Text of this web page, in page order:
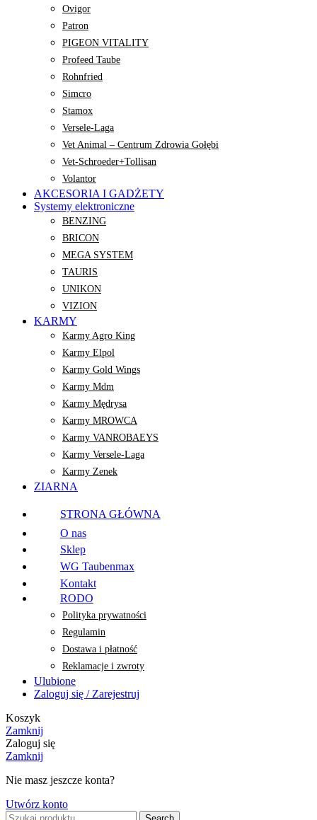
Ovigor
Patron
PIGEON VITALITY
Profeed Taube
Rohnfried
Simcro
Stamox
Versele-Laga
Vet Animal – Centrum Zdrowia Gołębi
Vet-Schroeder+Tollisan
Volantor
AKCESORIA I GADŻETY
Systemy elektroniczne
BENZING
BRICON
MEGA SYSTEM
TAURIS
UNIKON
VIZION
KARMY
Karmy Agro King
Karmy Elpol
Karmy Gold Wings
Karmy Mdm
Karmy Mędrysa
Karmy MROWCA
Karmy VANROBAEYS
Karmy Versele-Laga
Karmy Zenek
ZIARNA
STRONA GŁÓWNA
O nas
Sklep
WG Taubenmax
Kontakt
RODO
Polityka prywatności
Regulamin
Dostawa i płatność
Reklamacje i zwroty
Ulubione
Zaloguj się / Zarejestruj
Koszyk
Zamknij
Zaloguj się
Zamknij
Nie masz jeszcze konta?
Utwórz konto